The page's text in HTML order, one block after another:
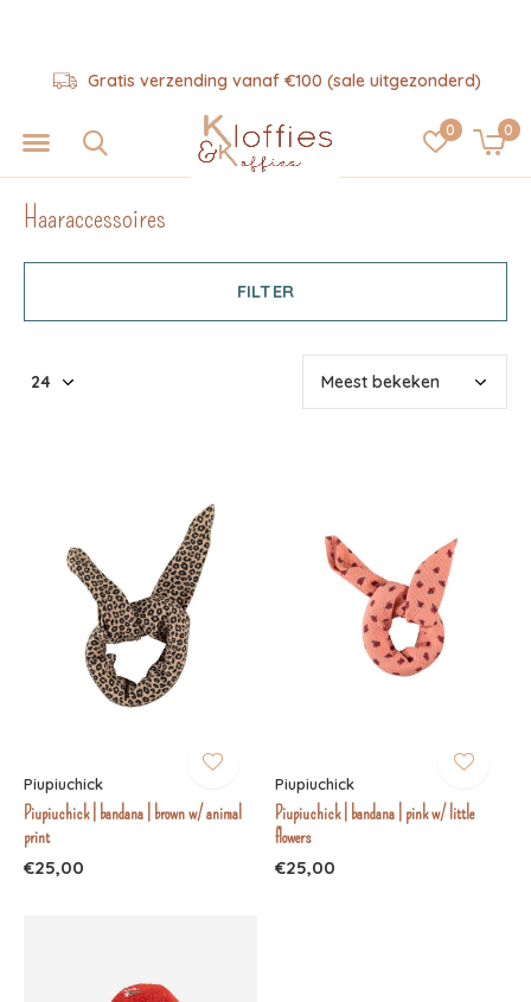
0 0
Hulp nodig? 06-57325343
Haaraccessoires
FILTER
Piupiuchick
Piupiuchick | bandana | brown w/ animal
print
€25,00
Piupiuchick
Piupiuchick | bandana | pink w/ little
flowers
€25,00